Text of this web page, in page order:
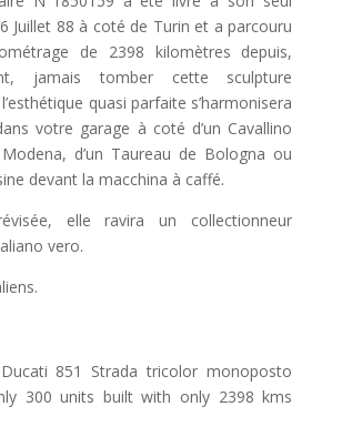
Juillet 88 à coté de Turin et a parcouru
de 2398 kilomètres depuis,
jamais tomber cette sculpture
quasi parfaite s’harmonisera
votre garage à coté d’un Cavallino
d’un Taureau de Bologna ou
devant la macchina à caffé.
elle ravira un collectionneur
vero.
851 Strada tricolor monoposto
300 units built with only 2398 kms